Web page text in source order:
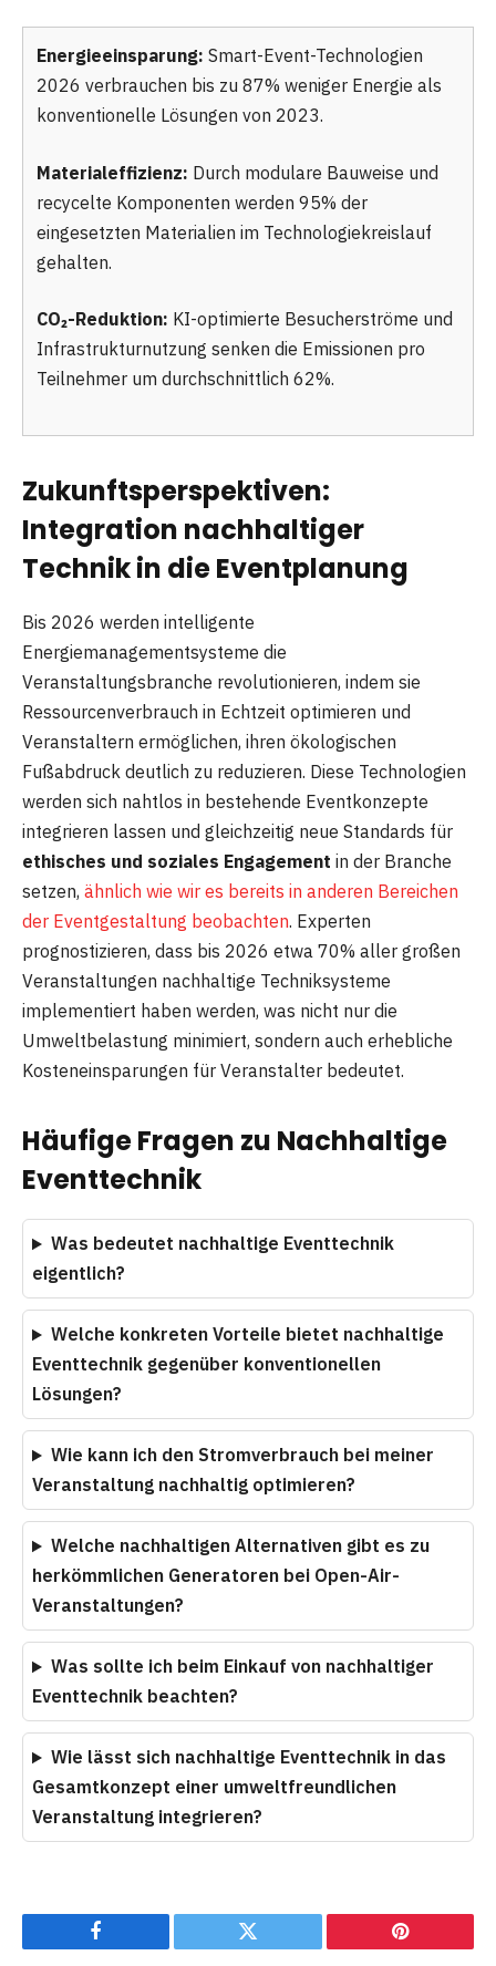
Energieeinsparung: Smart-Event-Technologien
2026 verbrauchen bis zu 87% weniger Energie als
konventionelle Lösungen von 2023.
Materialeffizienz: Durch modulare Bauweise und
recycelte Komponenten werden 95% der
eingesetzten Materialien im Technologiekreislauf
gehalten.
CO₂-Reduktion: KI-optimierte Besucherströme und
Infrastrukturnutzung senken die Emissionen pro
Teilnehmer um durchschnittlich 62%.
Zukunftsperspektiven:
Integration nachhaltiger
Technik in die Eventplanung
Bis 2026 werden intelligente
Energiemanagementsysteme die
Veranstaltungsbranche revolutionieren, indem sie
Ressourcenverbrauch in Echtzeit optimieren und
Veranstaltern ermöglichen, ihren ökologischen
Fußabdruck deutlich zu reduzieren. Diese Technologien
werden sich nahtlos in bestehende Eventkonzepte
integrieren lassen und gleichzeitig neue Standards für
ethisches und soziales Engagement in der Branche
setzen, ähnlich wie wir es bereits in anderen Bereichen
der Eventgestaltung beobachten. Experten
prognostizieren, dass bis 2026 etwa 70% aller großen
Veranstaltungen nachhaltige Techniksysteme
implementiert haben werden, was nicht nur die
Umweltbelastung minimiert, sondern auch erhebliche
Kosteneinsparungen für Veranstalter bedeutet.
Häufige Fragen zu Nachhaltige
Eventtechnik
Was bedeutet nachhaltige Eventtechnik
eigentlich?
Welche konkreten Vorteile bietet nachhaltige
Eventtechnik gegenüber konventionellen
Lösungen?
Wie kann ich den Stromverbrauch bei meiner
Veranstaltung nachhaltig optimieren?
Welche nachhaltigen Alternativen gibt es zu
herkömmlichen Generatoren bei Open-Air-
Veranstaltungen?
Was sollte ich beim Einkauf von nachhaltiger
Eventtechnik beachten?
Wie lässt sich nachhaltige Eventtechnik in das
Gesamtkonzept einer umweltfreundlichen
Veranstaltung integrieren?
Facebook Twitter Pinterest